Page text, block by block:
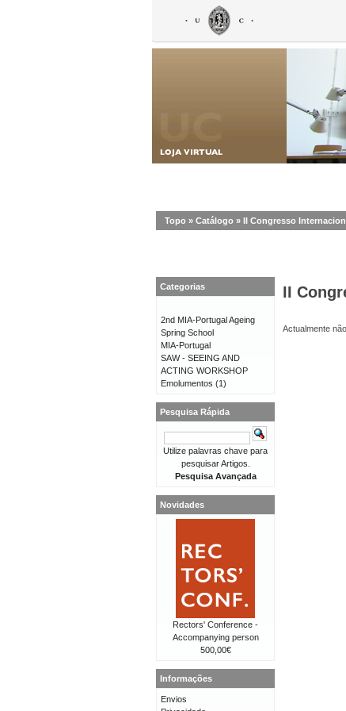
Topo » Catálogo » II Congresso
II
Actualmente
Categorias
2nd MIA-Portugal Ageing
Spring School
MIA-Portugal
SAW - SEEING AND
ACTING WORKSHOP
Emolumentos (1)
Pesquisa Rápida
Utilize palavras chave para
pesquisar Artigos.
Pesquisa Avançada
Novidades
Rectors' Conference -
Accompanying person
500,00€
Informações
Envios